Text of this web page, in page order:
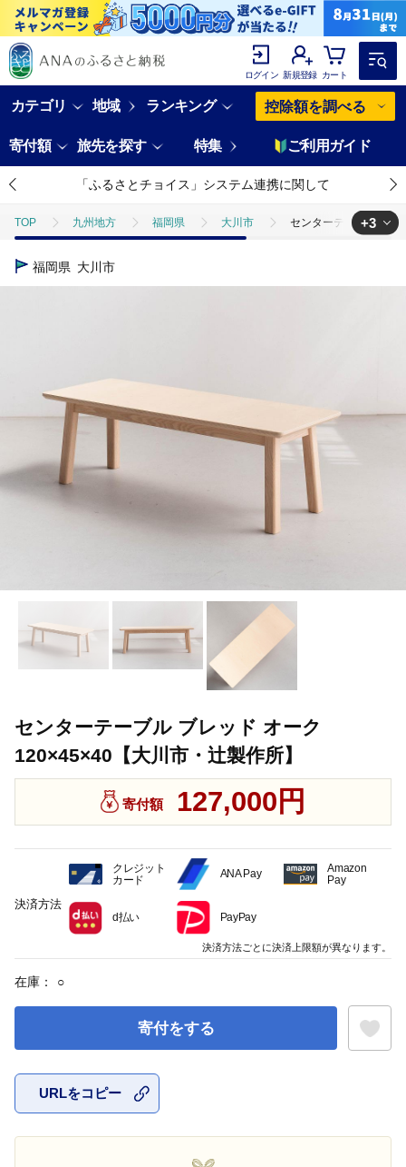
ログイン 新規登録 カート
カテゴリ 地域 ランキング 控除額を調べる
寄付額 旅先を探す 特集 ご利用ガイド
「ふるさとチョイス」システム連携に関して
TOP 九州地方 福岡県 大川市 センターテーブル ブ
TOP
+3
福岡県 大川市
センターテーブル ブレッド オーク
120×45×40【大川市・辻製作所】
寄付額 127,000円
在庫： ○
寄付をする
URLをコピー
決済方法
クレジット
カード
ANA Pay
Amazon
Pay
d払い PayPay
決済方法ごとに決済上限額が異なります。